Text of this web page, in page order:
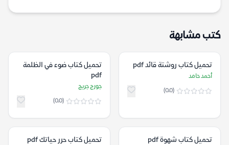
كتب مشابهة
تحميل كتاب روشتة قائد pdf
أحمد حامد
(0.0)
تحميل كتاب ضوء في الظلمة
pdf
جورج جريج
(0.0)
تحميل كتاب شهوة pdf تحميل كتاب حرر حياتك pdf